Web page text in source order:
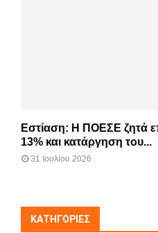
Εστίαση: Η ΠΟΕΣΕ ζητά
13% και κατάργηση του...
31 Ιουλίου 2026
KΑΤΗΓΟΡΊΕΣ